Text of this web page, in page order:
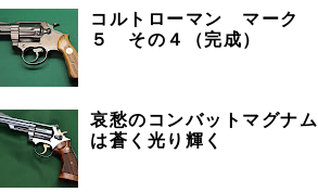
コルトローマン マーク
５ その４（完成）
哀愁のコンバットマグナム
は蒼く光り輝く